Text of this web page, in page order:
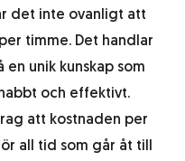
det inte ovanligt att
timme. Det handlar
unik kunskap som
och effektivt.
att kostnaden per
all tid som går åt till